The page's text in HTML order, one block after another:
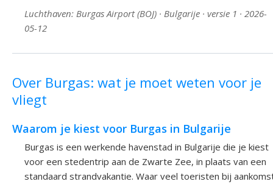
Luchthaven: Burgas Airport (BOJ) · Bulgarije · versie 1 · 2026-
05-12
Over Burgas: wat je moet weten voor je
vliegt
Waarom je kiest voor Burgas in Bulgarije
Burgas is een werkende havenstad in Bulgarije die je kiest
voor een stedentrip aan de Zwarte Zee, in plaats van een
standaard strandvakantie. Waar veel toeristen bij